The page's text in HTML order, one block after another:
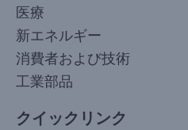
医療
新エネルギー
消費者および技術
工業部品
クイックリンク